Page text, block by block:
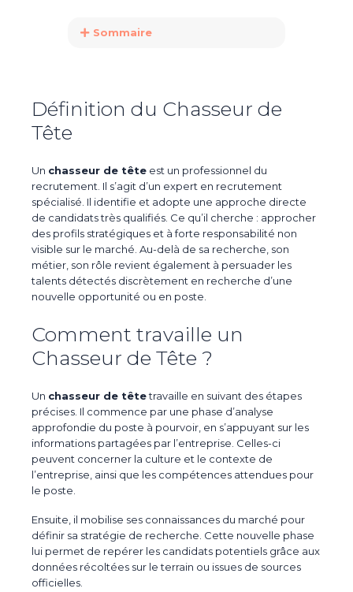
Sommaire
Définition du Chasseur de
Tête
Un chasseur de tête est un professionnel du
recrutement. Il s’agit d’un expert en recrutement
spécialisé. Il identifie et adopte une approche directe
de candidats très qualifiés. Ce qu’il cherche : approcher
des profils stratégiques et à forte responsabilité non
visible sur le marché. Au-delà de sa recherche, son
métier, son rôle revient également à persuader les
talents détectés discrètement en recherche d’une
nouvelle opportunité ou en poste.
Comment travaille un
Chasseur de Tête ?
Un chasseur de têtetravaille en suivant des étapes
précises. Il commence par une phase d’analyse
approfondie du poste à pourvoir, en s’appuyant sur les
informations partagées par l’entreprise. Celles-ci
peuvent concerner la culture et le contexte de
l’entreprise, ainsi que les compétences attendues pour
le poste.
Ensuite, il mobilise ses connaissances du marché pour
définir sa stratégie de recherche. Cette nouvelle phase
lui permet de repérer les candidats potentiels grâce aux
données récoltées sur le terrain ou issues de sources
officielles.